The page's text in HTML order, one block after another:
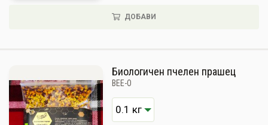
ДОБАВИ
Биологичен пчелен прашец
BEE-O